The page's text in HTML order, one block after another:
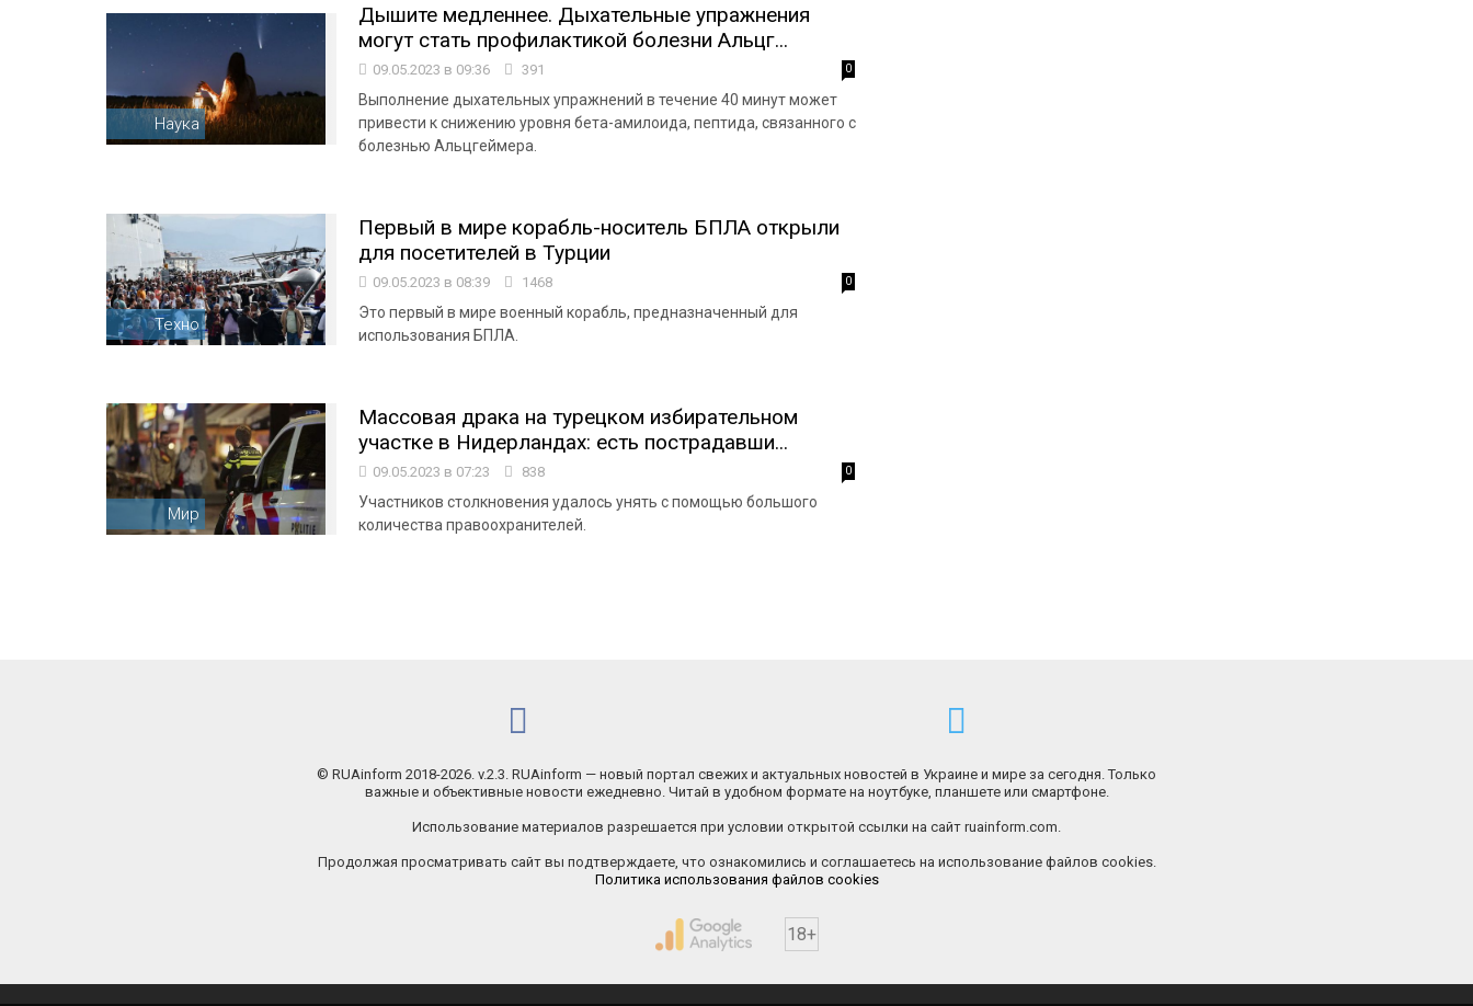
Наука
Дышите медленнее. Дыхательные упражнения
могут стать профилактикой болезни Альцг...
09.05.2023 в 09:36 391 0
Выполнение дыхательных упражнений в течение 40 минут может
привести к снижению уровня бета-амилоида, пептида, связанного с
болезнью Альцгеймера.
Техно
Первый в мире корабль-носитель БПЛА открыли
для посетителей в Турции
09.05.2023 в 08:39 1468 0
Это первый в мире военный корабль, предназначенный для
использования БПЛА.
Мир
Массовая драка на турецком избирательном
участке в Нидерландах: есть пострадавши...
09.05.2023 в 07:23 838 0
Участников столкновения удалось унять с помощью большого
количества правоохранителей.
© RUAinform 2018-2026. v.2.3. RUAinform — новый портал свежих и актуальных новостей в Украине и мире за сегодня. Только
важные и объективные новости ежедневно. Читай в удобном формате на ноутбуке, планшете или смартфоне.
Использование материалов разрешается при условии открытой ссылки на сайт ruainform.com.
Продолжая просматривать сайт вы подтверждаете, что ознакомились и соглашаетесь на использование файлов cookies.
Политика использования файлов cookies
18+